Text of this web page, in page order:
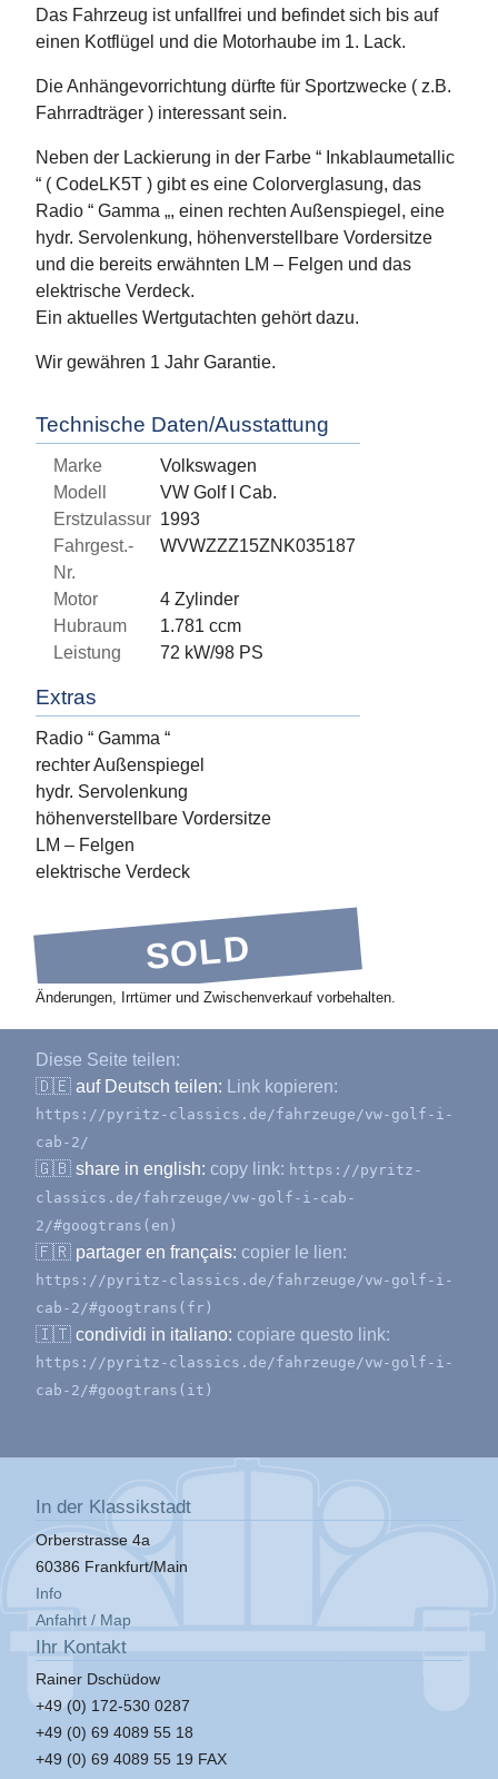
Das Fahrzeug ist unfallfrei und befindet sich bis auf
einen Kotflügel und die Motorhaube im 1. Lack.
Die Anhängevorrichtung dürfte für Sportzwecke ( z.B.
Fahrradträger ) interessant sein.
Neben der Lackierung in der Farbe “ Inkablaumetallic
“ ( CodeLK5T ) gibt es eine Colorverglasung, das
Radio “ Gamma „, einen rechten Außenspiegel, eine
hydr. Servolenkung, höhenverstellbare Vordersitze
und die bereits erwähnten LM – Felgen und das
elektrische Verdeck.
Ein aktuelles Wertgutachten gehört dazu.
Wir gewähren 1 Jahr Garantie.
Technische Daten/Ausstattung
Marke
Volkswagen
Modell
VW Golf I Cab.
Erstzulassung1993
Fahrgest.-
Nr.
WVWZZZ15ZNK035187
Motor
4 Zylinder
Hubraum
1.781 ccm
Leistung
72 kW/98 PS
Extras
Radio “ Gamma “
rechter Außenspiegel
hydr. Servolenkung
höhenverstellbare Vordersitze
LM – Felgen
elektrische Verdeck
SOLD
Änderungen, Irrtümer und Zwischenverkauf vorbehalten.
Diese Seite teilen:
🇩🇪 auf Deutsch teilen: Link kopieren:
https://pyritz-classics.de/fahrzeuge/vw-golf-i-
cab-2/
🇬🇧 share in english: copy link: https://pyritz-
classics.de/fahrzeuge/vw-golf-i-cab-
2/#googtrans(en)
🇫🇷 partager en français: copier le lien:
https://pyritz-classics.de/fahrzeuge/vw-golf-i-
cab-2/#googtrans(fr)
🇮🇹 condividi in italiano: copiare questo link:
https://pyritz-classics.de/fahrzeuge/vw-golf-i-
cab-2/#googtrans(it)
In der Klassikstadt
Orberstrasse 4a
60386 Frankfurt/Main
Info
Anfahrt / Map
Ihr Kontakt
Rainer Dschüdow
+49 (0) 172-530 0287
+49 (0) 69 4089 55 18
+49 (0) 69 4089 55 19 FAX